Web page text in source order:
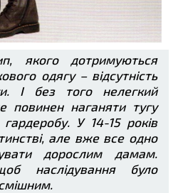
якого дотримуються
одягу – відсутність
І без того нелегкий
повинен наганяти тугу
У 14-15 років
але вже все одно
дорослим дамам.
наслідування було